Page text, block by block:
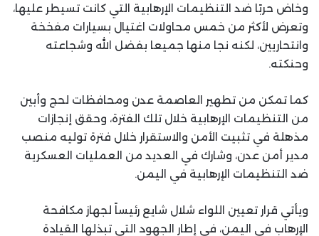
وخاض حربًا ضد التنظيمات الإرهابية التي كانت تسيطر عليها،
وتعرض لأكثر من خمس محاولات اغتيال بسيارات مفخخة
وانتحاريين، لكنه نجا منها جميعا بفضل الله وشجاعته
وحنكته.
كما تمكن من تطهير العاصمة عدن ومحافظات لحج وأبين
من التنظيمات الإرهابية خلال تلك الفترة، وحقق إنجازات
مذهلة في تثبيت الأمن والاستقرار خلال فترة توليه منصب
مدير أمن عدن، وشارك في العديد من العمليات العسكرية
ضد التنظيمات الإرهابية في اليمن.
ويأتي قرار تعيين اللواء شلال شايع رئيساً لجهاز مكافحة
الإرهاب في اليمن، في إطار الجهود التي تبذلها القيادة